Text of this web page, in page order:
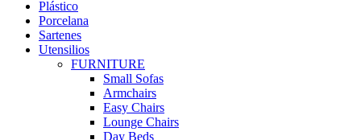
Plástico
Porcelana
Sartenes
Utensilios
FURNITURE
Small Sofas
Armchairs
Easy Chairs
Lounge Chairs
Day Beds